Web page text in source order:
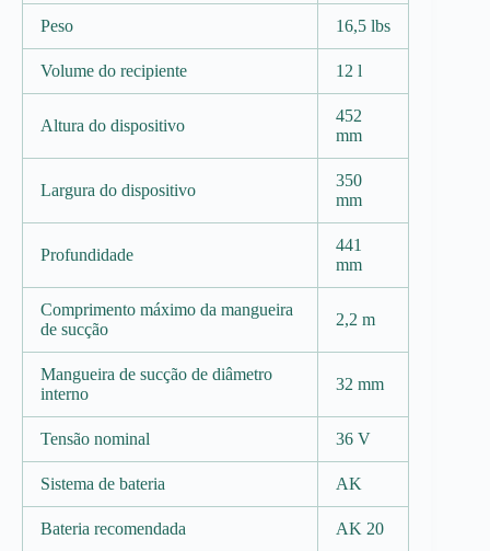
Peso 16,5 lbs
Volume do recipiente 12 l
Altura do dispositivo
452
mm
Largura do dispositivo
350
mm
Profundidade
441
mm
Comprimento máximo da mangueira
de sucção
2,2 m
Mangueira de sucção de diâmetro
interno
32 mm
Tensão nominal 36 V
Sistema de bateria AK
Bateria recomendada AK 20